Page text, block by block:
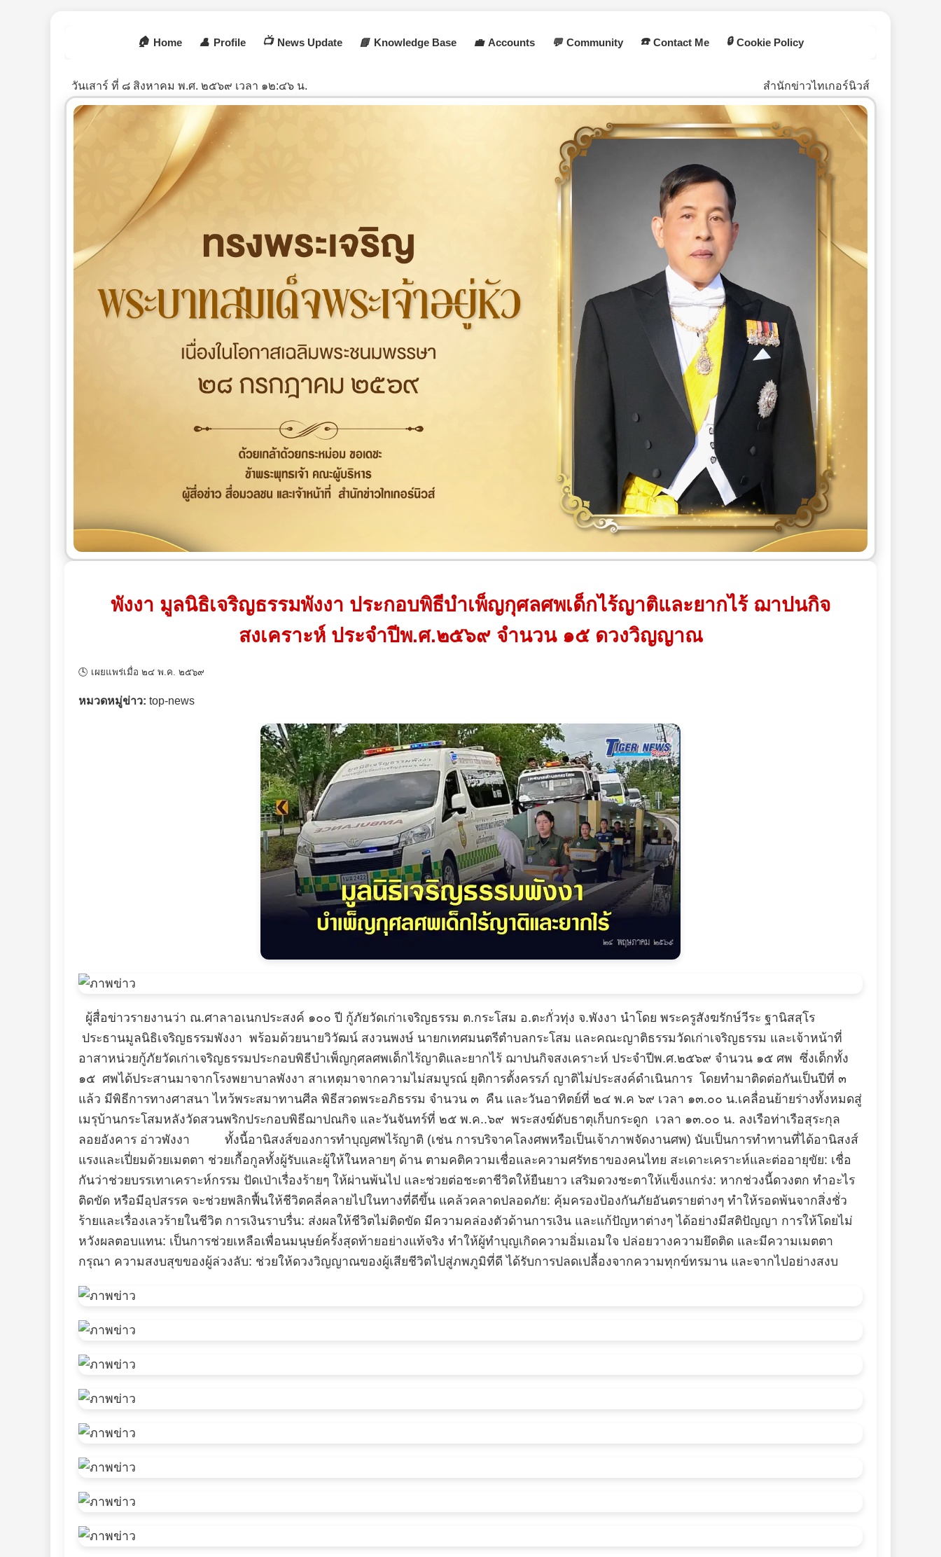
🏠 Home 👤 Profile 📺 News Update 📘 Knowledge Base 💼 Accounts 💬 Community ☎️ Contact Me 🔒 Cookie Policy
วันเสาร์ ที่ ๘ สิงหาคม พ.ศ. ๒๕๖๙ เวลา ๑๒:๔๖ น. สำนักข่าวไทเกอร์นิวส์
พังงา มูลนิธิเจริญธรรมพังงา ประกอบพิธีบำเพ็ญกุศลศพเด็กไร้ญาติและยากไร้ ฌาปนกิจ
สงเคราะห์ ประจำปีพ.ศ.๒๕๖๙ จำนวน ๑๕ ดวงวิญญาณ
🕓 เผยแพร่เมื่อ ๒๔ พ.ค. ๒๕๖๙
หมวดหมู่ข่าว: top-news
ผู้สื่อข่าวรายงานว่า ณ.ศาลาอเนกประสงค์ ๑๐๐ ปี กู้ภัยวัดเก่าเจริญธรรม ต.กระโสม อ.ตะกั่วทุ่ง จ.พังงา นำโดย พระครูสังฆรักษ์วีระ ฐานิสสฺโร
ประธานมูลนิธิเจริญธรรมพังงา พร้อมด้วยนายวิวัฒน์ สงวนพงษ์ นายกเทศมนตรีตำบลกระโสม และคณะญาติธรรมวัดเก่าเจริญธรรม และเจ้าหน้าที่
อาสาหน่วยกู้ภัยวัดเก่าเจริญธรรมประกอบพิธีบำเพ็ญกุศลศพเด็กไร้ญาติและยากไร้ ฌาปนกิจสงเคราะห์ ประจำปีพ.ศ.๒๕๖๙ จำนวน ๑๕ ศพ ซึ่งเด็กทั้ง
๑๕ ศพได้ประสานมาจากโรงพยาบาลพังงา สาเหตุมาจากความไม่สมบูรณ์ ยุติการตั้งครรภ์ ญาติไม่ประสงค์ดำเนินการ โดยทำมาติดต่อกันเป็นปีที่ ๓
แล้ว มีพิธีการทางศาสนา ไหว้พระสมาทานศีล พิธีสวดพระอภิธรรม จำนวน ๓ คืน และวันอาทิตย์ที่ ๒๔ พ.ค ๖๙ เวลา ๑๓.๐๐ น.เคลื่อนย้ายร่างทั้งหมดสู่
เมรุบ้านกระโสมหลังวัดสวนพริกประกอบพิธีฌาปณกิจ และวันจันทร์ที่ ๒๕ พ.ค..๖๙ พระสงฆ์ดับธาตุเก็บกระดูก เวลา ๑๓.๐๐ น. ลงเรือท่าเรือสุระกุล
ลอยอังคาร อ่าวพังงา ทั้งนี้อานิสงส์ของการทำบุญศพไร้ญาติ (เช่น การบริจาคโลงศพหรือเป็นเจ้าภาพจัดงานศพ) นับเป็นการทำทานที่ได้อานิสงส์
แรงและเปี่ยมด้วยเมตตา ช่วยเกื้อกูลทั้งผู้รับและผู้ให้ในหลายๆ ด้าน ตามคติความเชื่อและความศรัทธาของคนไทย สะเดาะเคราะห์และต่ออายุขัย: เชื่อ
กันว่าช่วยบรรเทาเคราะห์กรรม ปัดเป่าเรื่องร้ายๆ ให้ผ่านพ้นไป และช่วยต่อชะตาชีวิตให้ยืนยาว เสริมดวงชะตาให้แข็งแกร่ง: หากช่วงนี้ดวงตก ทำอะไร
ติดขัด หรือมีอุปสรรค จะช่วยพลิกฟื้นให้ชีวิตคลี่คลายไปในทางที่ดีขึ้น แคล้วคลาดปลอดภัย: คุ้มครองป้องกันภัยอันตรายต่างๆ ทำให้รอดพ้นจากสิ่งชั่ว
ร้ายและเรื่องเลวร้ายในชีวิต การเงินราบรื่น: ส่งผลให้ชีวิตไม่ติดขัด มีความคล่องตัวด้านการเงิน และแก้ปัญหาต่างๆ ได้อย่างมีสติปัญญา การให้โดยไม่
หวังผลตอบแทน: เป็นการช่วยเหลือเพื่อนมนุษย์ครั้งสุดท้ายอย่างแท้จริง ทำให้ผู้ทำบุญเกิดความอิ่มเอมใจ ปล่อยวางความยึดติด และมีความเมตตา
กรุณา ความสงบสุขของผู้ล่วงลับ: ช่วยให้ดวงวิญญาณของผู้เสียชีวิตไปสู่ภพภูมิที่ดี ได้รับการปลดเปลื้องจากความทุกข์ทรมาน และจากไปอย่างสงบ